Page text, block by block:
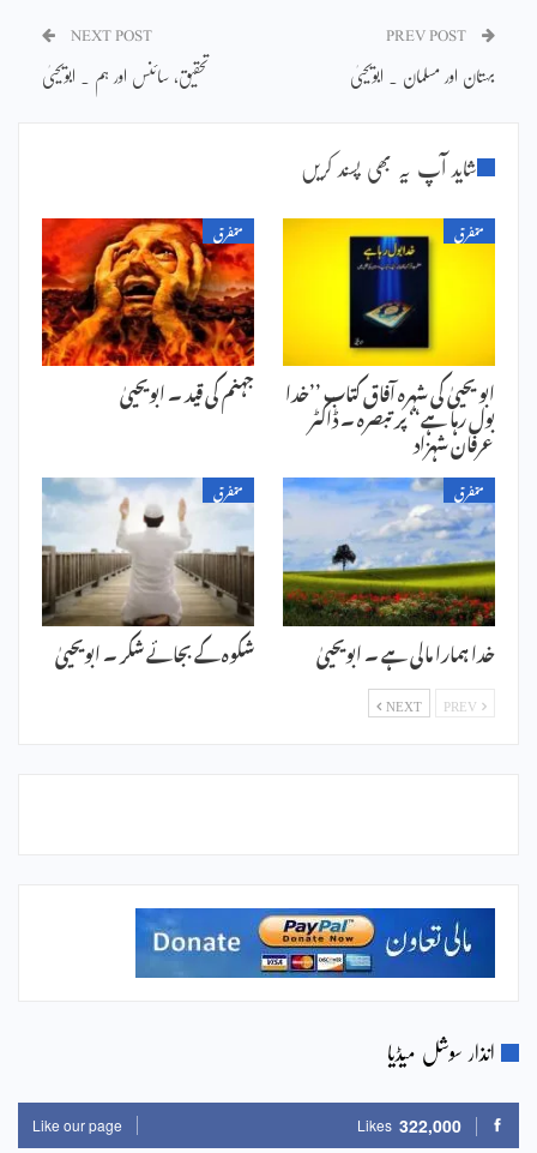
بہتان اور مسلمان ۔ ابویحییٰ
NEXT POST
تحقیق، سائنس اور ہم ۔ ابویحییٰ
شاید آپ یہ بھی پسند کریں
متفرق
ابو یحییٰ کی شہرہ آفاق کتاب ’’خدا
بول رہا ہے‘‘ پر تبصرہ ۔ ڈاکٹر
عرفان شہزاد
متفرق
جہنم کی قید ۔ ابویحییٰ
متفرق
خدا ہمارا مالی ہے ۔ ابویحییٰ
متفرق
شکوہ کے بجائے شکر ۔ ابویحییٰ
NEXT
انذار سوشل میڈیا
322,000
Likes
Like our page